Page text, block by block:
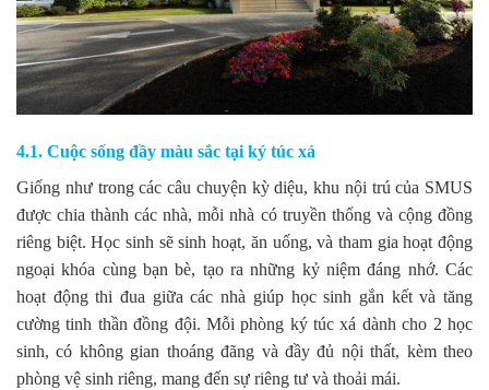
4.1. Cuộc sống đầy màu sắc tại ký túc xá
Giống như trong các câu chuyện kỳ diệu, khu nội trú của SMUS
được chia thành các nhà, mỗi nhà có truyền thống và cộng đồng
riêng biệt. Học sinh sẽ sinh hoạt, ăn uống, và tham gia hoạt động
ngoại khóa cùng bạn bè, tạo ra những kỷ niệm đáng nhớ. Các
hoạt động thi đua giữa các nhà giúp học sinh gắn kết và tăng
cường tinh thần đồng đội. Mỗi phòng ký túc xá dành cho 2 học
sinh, có không gian thoáng đãng và đầy đủ nội thất, kèm theo
phòng vệ sinh riêng, mang đến sự riêng tư và thoải mái.